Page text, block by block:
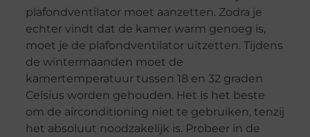
plafondventilator moet aanzetten. Zodra je
echter vindt dat de kamer warm genoeg is,
moet je de plafondventilator uitzetten. Tijdens
de wintermaanden moet de
kamertemperatuur tussen 18 en 32 graden
Celsius worden gehouden. Het is het beste
om de airconditioning niet te gebruiken, tenzij
het absoluut noodzakelijk is. Probeer in de